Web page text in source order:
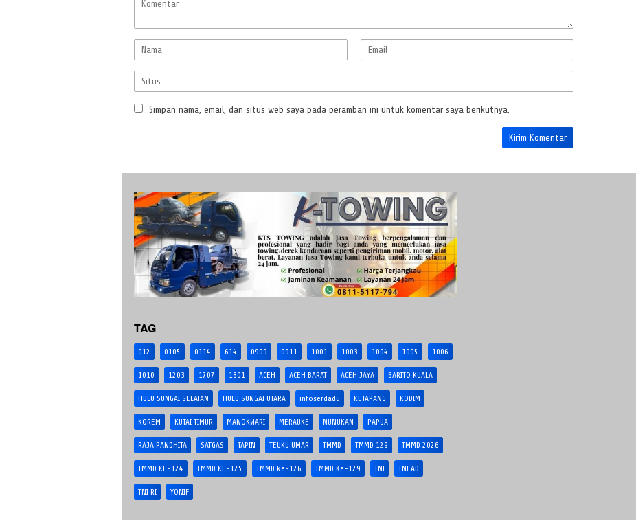
Simpan nama, email, dan situs web saya pada peramban ini untuk komentar saya berikutnya.
TAG
012 0105 0114 614 0909 0911 1001 1003 1004 1005 1006
1010 1203 1707 1801 ACEH ACEH BARAT ACEH JAYA BARITO KUALA
HULU SUNGAI SELATAN HULU SUNGAI UTARA infoserdadu KETAPANG KODIM
KOREM KUTAI TIMUR MANOKWARI MERAUKE NUNUKAN PAPUA
RAJA PANDHITA SATGAS TAPIN TEUKU UMAR TMMD TMMD 129 TMMD 2026
TMMD KE-124 TMMD KE-125 TMMD ke-126 TMMD Ke-129 TNI TNI AD
TNI RI YONIF